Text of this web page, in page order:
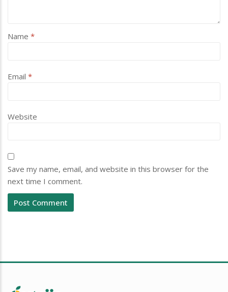
Name *
Email *
Website
Save my name, email, and website in this browser for the
next time I comment.